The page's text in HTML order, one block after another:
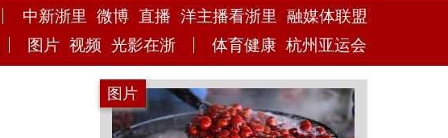
中新浙里 微博 直播 洋主播看浙里
融媒体联盟
图片 视频 光影在浙 体育健康 杭州亚运会
图片